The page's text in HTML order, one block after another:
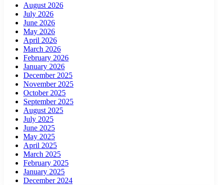
August 2026
July 2026
June 2026
May 2026
April 2026
March 2026
February 2026
January 2026
December 2025
November 2025
October 2025
September 2025
August 2025
July 2025
June 2025
May 2025
April 2025
March 2025
February 2025
January 2025
December 2024